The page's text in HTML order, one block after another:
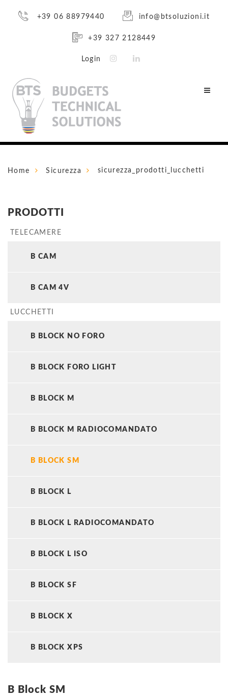
+39 06 88979440 info@btsoluzioni.it
+39 327 2128449
Login
Home Sicurezza sicurezza_prodotti_lucchetti
PRODOTTI
TELECAMERE
B CAM
B CAM 4V
LUCCHETTI
B BLOCK NO FORO
B BLOCK FORO LIGHT
B BLOCK M
B BLOCK M RADIOCOMANDATO
B BLOCK SM
B BLOCK L
B BLOCK L RADIOCOMANDATO
B BLOCK L ISO
B BLOCK SF
B BLOCK X
B BLOCK XPS
B Block SM